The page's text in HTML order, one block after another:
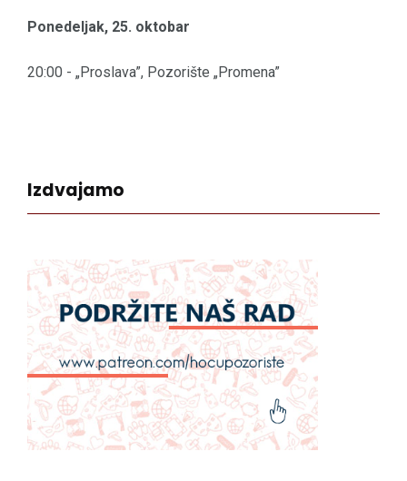
Ponedeljak, 25. oktobar
20:00 - „Proslava”, Pozorište „Promena”
Izdvajamo